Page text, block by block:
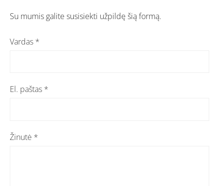
Su mumis galite susisiekti užpildę šią formą.
Vardas *
El. paštas *
Žinutė *